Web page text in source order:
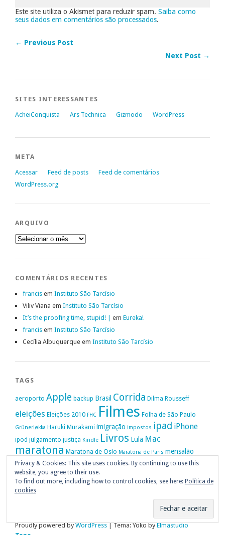
Este site utiliza o Akismet para reduzir spam. Saiba como
seus dados em comentários são processados.
← Previous Post
Next Post →
SITES INTERESSANTES
AcheiConquista Ars Technica Gizmodo WordPress
META
Acessar Feed de posts
Feed de comentários
WordPress.org
ARQUIVO
Arquivo
COMENTÁRIOS RECENTES
francis em Instituto São Tarcísio
Viliv Viana em Instituto São Tarcísio
It’s the proofing time, stupid! |
em Eureka!
francis em Instituto São Tarcísio
Cecília Albuquerque em Instituto São Tarcísio
TAGS
aeroporto Apple backup Brasil Corrida Dilma Rousseff
eleições Eleições 2010 FHC Filmes Folha de São Paulo
Grünerløkka Haruki Murakami imigração impostos ipad iPhone
ipod julgamento justiça Kindle Livros Lula Mac
maratona Maratona de Oslo Maratona de Paris mensalão
movimento passe livre música nike Noruega OAB OiOsloPolítica
Portugal Privacidade protestos PT
Vitória da Conquista
Proudly powered byWordPress|Tema: Yoko byElmastudio
Privacy & Cookies: This site uses cookies. By continuing to use this
website, you agree to their use.
To find out more, including how to control cookies, see here: Política de
cookies